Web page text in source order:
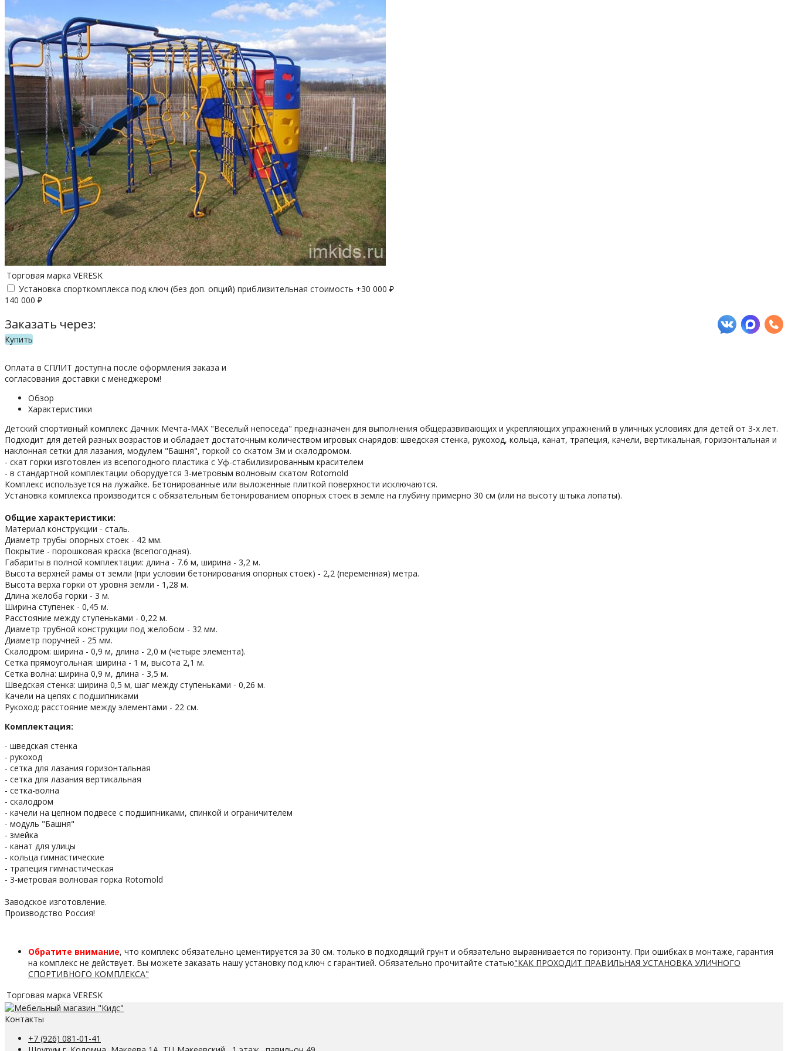
Торговая марка VERESK
Установка спорткомплекса под ключ (без доп. опций) приблизительная стоимость +30 000 ₽
140 000 ₽
Заказать через:
Купить
Оплата в СПЛИТ доступна после оформления заказа и
согласования доставки с менеджером!
Обзор
Характеристики
Детский спортивный комплекс Дачник Мечта-MAX "Веселый непоседа" предназначен для выполнения общеразвивающих и укрепляющих упражнений в уличных условиях для детей от 3-х лет.
Подходит для детей разных возрастов и обладает достаточным количеством игровых снарядов: шведская стенка, рукоход, кольца, канат, трапеция, качели, вертикальная, горизонтальная и
наклонная сетки для лазания, модулем "Башня", горкой со скатом 3м и скалодромом.
- скат горки изготовлен из всепогодного пластика с Уф-стабилизированным красителем
- в стандартной комплектации оборудуется 3-метровым волновым скатом Rotomold
Комплекс используется на лужайке. Бетонированные или выложенные плиткой поверхности исключаются.
Установка комплекса производится с обязательным бетонированием опорных стоек в земле на глубину примерно 30 см (или на высоту штыка лопаты).
Общие характеристики:
Материал конструкции - сталь.
Диаметр трубы опорных стоек - 42 мм.
Покрытие - порошковая краска (всепогодная).
Габариты в полной комплектации: длина - 7.6 м, ширина - 3,2 м.
Высота верхней рамы от земли (при условии бетонирования опорных стоек) - 2,2 (переменная) метра.
Высота верха горки от уровня земли - 1,28 м.
Длина желоба горки - 3 м.
Ширина ступенек - 0,45 м.
Расстояние между ступеньками - 0,22 м.
Диаметр трубной конструкции под желобом - 32 мм.
Диаметр поручней - 25 мм.
Скалодром: ширина - 0,9 м, длина - 2,0 м (четыре элемента).
Сетка прямоугольная: ширина - 1 м, высота 2,1 м.
Сетка волна: ширина 0,9 м, длина - 3,5 м.
Шведская стенка: ширина 0,5 м, шаг между ступеньками - 0,26 м.
Качели на цепях с подшипниками
Рукоход: расстояние между элементами - 22 см.
Комплектация:
- шведская стенка
- рукоход
- сетка для лазания горизонтальная
- сетка для лазания вертикальная
- сетка-волна
- скалодром
- качели на цепном подвесе с подшипниками, спинкой и ограничителем
- модуль "Башня"
- змейка
- канат для улицы
- кольца гимнастические
- трапеция гимнастическая
- 3-метровая волновая горка Rotomold
Заводское изготовление.
Производство Россия!
Обратите внимание, что комплекс обязательно цементируется за 30 см. только в подходящий грунт и обязательно выравнивается по горизонту. При ошибках в монтаже, гарантия
на комплекс не действует. Вы можете заказать нашу установку под ключ с гарантией. Обязательно прочитайте статью"КАК ПРОХОДИТ ПРАВИЛЬНАЯ УСТАНОВКА УЛИЧНОГО
СПОРТИВНОГО КОМПЛЕКСА"
Торговая марка VERESK
Контакты
+7 (926) 081-01-41